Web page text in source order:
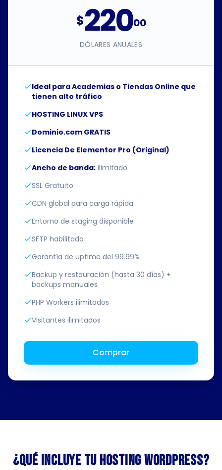
$22000
DÓLARES ANUALES
Ideal para Academias o Tiendas Online que
tienen alto tráfico
HOSTING LINUX VPS
Dominio.com GRATIS
Licencia De Elementor Pro (Original)
Ancho de banda: ilimitado
SSL Gratuito
CDN global para carga rápida
Entorno de staging disponible
SFTP habilitado
Garantía de uptime del 99.99%
Backup y restauración (hasta 30 días) +
backups manuales
PHP Workers ilimitados
Visitantes ilimitados
Comprar
¿Qué incluye tu hosting WordPress?